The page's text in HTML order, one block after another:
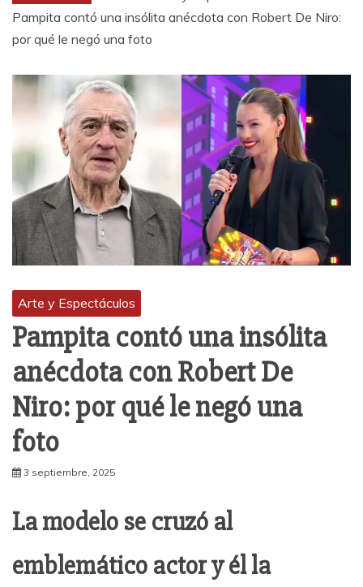
Pampita contó una insólita anécdota con Robert De Niro:
por qué le negó una foto
Arte y Espectáculos
Pampita contó una insólita
anécdota con Robert De
Niro: por qué le negó una
foto
3 septiembre, 2025
La modelo se cruzó al
emblemático actor y él la